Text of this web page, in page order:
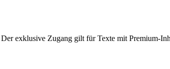
exklusive Zugang gilt für Texte mit Premium-